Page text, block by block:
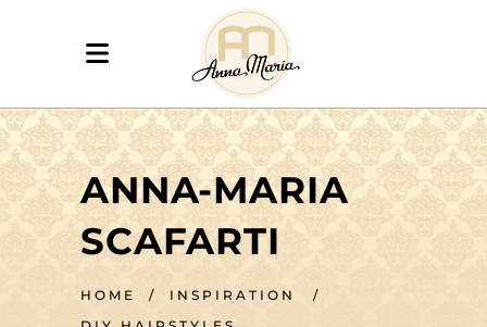
ANNA-MARIA
SCAFARTI
HOME / INSPIRATION
/